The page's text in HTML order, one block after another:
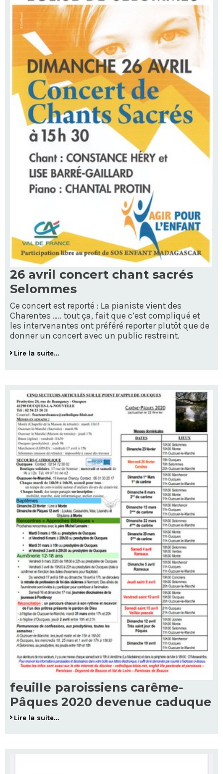
26 avril concert chant sacrés
Selommes
Ce concert est reporté : La pianiste vient des
Charentes ….. tout ça, fait que c’est compliqué et
les intervenantes ont préféré reporter plutôt que de
donner un concert avec un public restreint.
Lire la suite…
feuille paroissiens carême-
Pâques 2020 devenue caduque
Lire la suite…